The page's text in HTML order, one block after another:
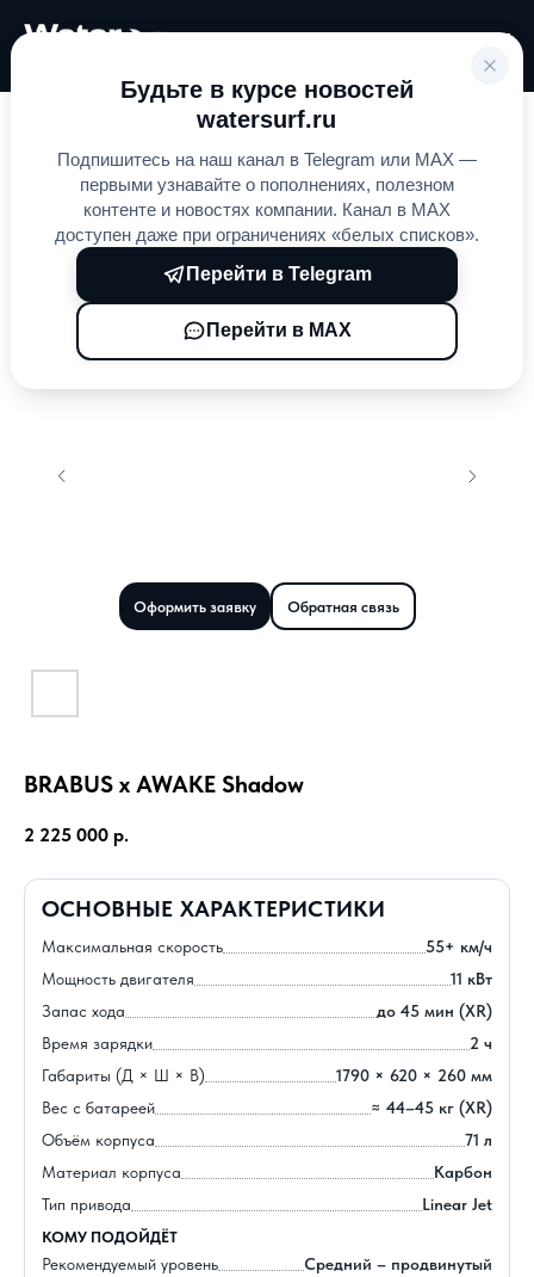
Будьте в курсе новостей
watersurf.ru
Подпишитесь на наш канал в Telegram или MAX —
первыми узнавайте о пополнениях, полезном
контенте и новостях компании. Канал в MAX
доступен даже при ограничениях «белых списков».
Перейти в Telegram
Перейти в MAX
Электросерфы
BRABUS x AWAKE Shadow
Оформить заявку Обратная связь
BRABUS x AWAKE Shadow
2 225 000 р.
ОСНОВНЫЕ ХАРАКТЕРИСТИКИ
Максимальная скорость
55+ км/ч
Мощность двигателя
11 кВт
Запас хода
до 45 мин (XR)
Время зарядки
2 ч
Габариты (Д × Ш × В)
1790 × 620 × 260 мм
Вес с батареей
≈ 44–45 кг (XR)
Объём корпуса
71 л
Материал корпуса
Карбон
Тип привода
Linear Jet
КОМУ ПОДОЙДЁТ
Рекомендуемый уровень Средний – продвинутый